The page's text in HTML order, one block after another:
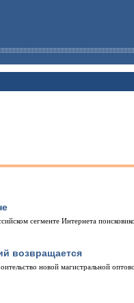
сегменте Интернета
возвращается
новой магистральной